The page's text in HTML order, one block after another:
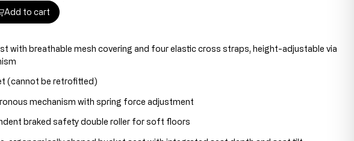
Add to cart
with breathable mesh covering and four elastic cross straps, height-adjustable via
(cannot be retrofitted)
mechanism with spring force adjustment
braked safety double roller for soft floors